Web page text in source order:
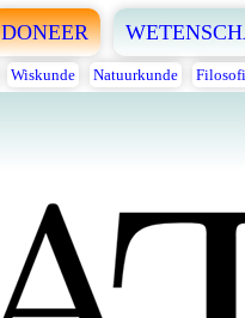
DONEER
Wiskunde Natuurkunde